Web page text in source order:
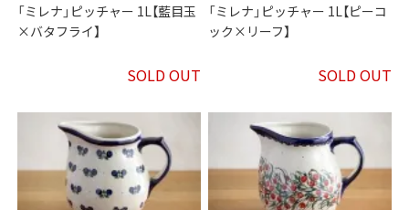
「ミレナ」ピッチャー 1L【藍目玉
×バタフライ】
SOLD OUT
「ミレナ」ピッチャー 1L【ピーコ
ック×リーフ】
SOLD OUT